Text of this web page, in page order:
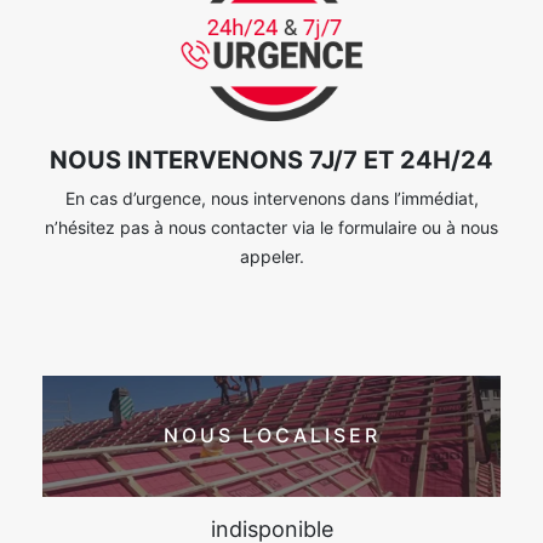
NOUS INTERVENONS 7J/7 ET 24H/24
En cas d’urgence, nous intervenons dans l’immédiat,
n’hésitez pas à nous contacter via le formulaire ou à nous
appeler.
NOUS LOCALISER
indisponible